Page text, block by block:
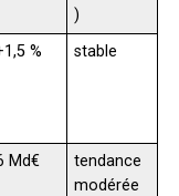
)
% stable
Md€
tendance
modérée